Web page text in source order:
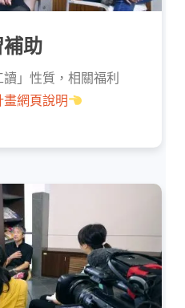
助
」性質，相關福利
畫網頁說明